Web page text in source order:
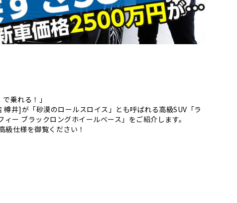
乗れる！ 」
井]が「砂漠のロールスロイス」とも呼ばれる高級SUV「ラ
ー ブラックロングホイールベース」をご紹介します。
級仕様を御覧く ださい！